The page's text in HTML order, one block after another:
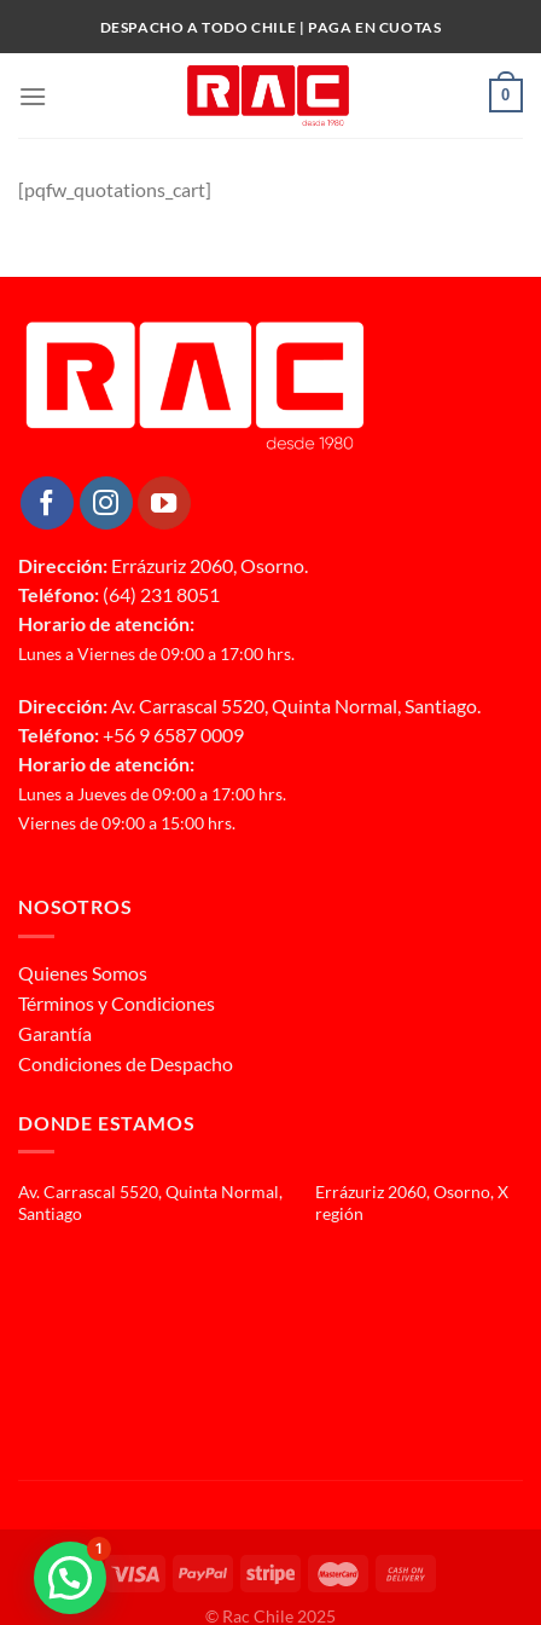
DESPACHO A TODO CHILE | PAGA EN CUOTAS
0
[pqfw_quotations_cart]
Dirección: Errázuriz 2060, Osorno.
Teléfono: (64) 231 8051
Horario de atención:
Lunes a Viernes de 09:00 a 17:00 hrs.
Dirección:Av. Carrascal 5520, Quinta Normal, Santiago.
Teléfono:+56 9 6587 0009
Horario de atención:
Lunes a Jueves de 09:00 a 17:00 hrs.
Viernes de 09:00 a 15:00 hrs.
NOSOTROS
Quienes Somos
Términos y Condiciones
Garantía
Condiciones de Despacho
DONDE ESTAMOS
Av. Carrascal 5520, Quinta Normal,
Santiago
Errázuriz 2060, Osorno, X
región
© Rac Chile 2025
1